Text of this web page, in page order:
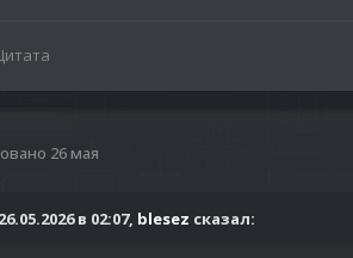
26 мая
в 02:07, blesez сказал: